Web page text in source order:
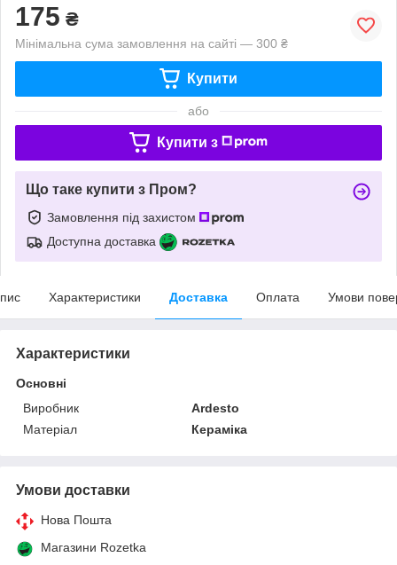
175 ₴
Мінімальна сума замовлення на сайті — 300 ₴
Купити
або
Купити з
Що таке купити з Пром?
Замовлення під захистом
Доступна доставка
Характеристики Доставка Оплата Умови
Характеристики
Основні
Виробник
Ardesto
Матеріал
Кераміка
Умови доставки
Нова Пошта
Магазини Rozetka